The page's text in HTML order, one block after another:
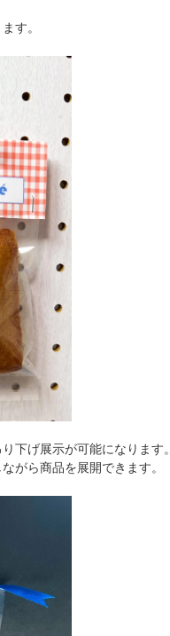
す。
下げ展示が可能になります。
がら商品を展開できます。